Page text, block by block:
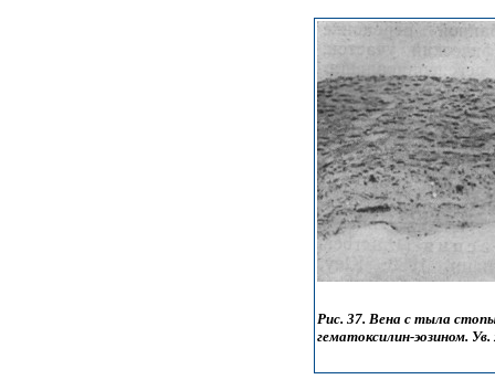
Рис. 37. Вена с тыла
гематоксилин-эозином. Ув.